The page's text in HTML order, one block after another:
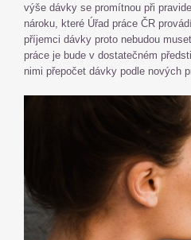
výše dávky se promítnou při
nároku, které Úřad práce ČR
příjemci dávky proto nebudou
práce je bude v dostatečném
nimi přepočet dávky podle nových